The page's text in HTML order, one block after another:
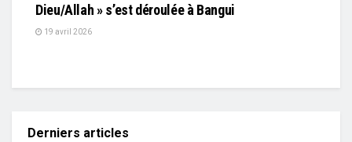
Dieu/Allah » s’est déroulée à Bangui
19 avril 2026
Derniers articles